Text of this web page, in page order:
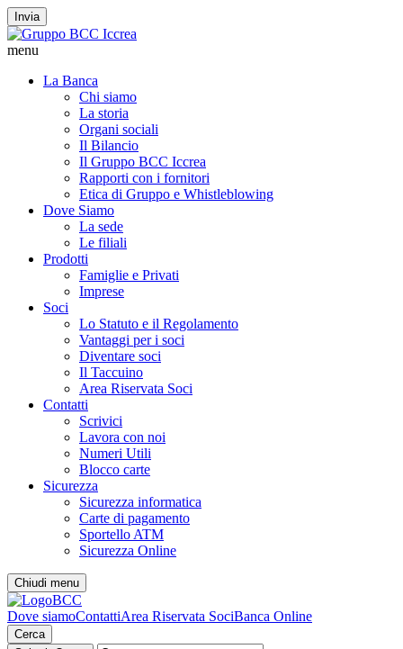
Invia
menu
La Banca
Chi siamo
La storia
Organi sociali
Il Bilancio
Il Gruppo BCC Iccrea
Rapporti con i fornitori
Etica di Gruppo e Whistleblowing
Dove Siamo
La sede
Le filiali
Prodotti
Famiglie e Privati
Imprese
Soci
Lo Statuto e il Regolamento
Vantaggi per i soci
Diventare soci
Il Taccuino
Area Riservata Soci
Contatti
Scrivici
Lavora con noi
Numeri Utili
Blocco carte
Sicurezza
Sicurezza informatica
Carte di pagamento
Sportello ATM
Sicurezza Online
Chiudi menu
Dove siamoContattiArea Riservata SociBanca Online
Cerca